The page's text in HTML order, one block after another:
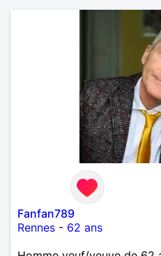
Fanfan789
Rennes - 62 ans